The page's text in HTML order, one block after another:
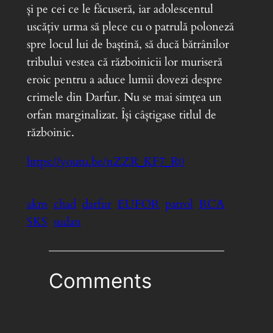
și pe cei ce le făcuseră, iar adolescentul
uscățiv urma să plece cu o patrulă poloneză
spre locul lui de baștină, să ducă bătrânilor
tribului vestea că războinicii lor muriseră
eroic pentru a aduce lumii dovezi despre
crimele din Darfur. Nu se mai simțea un
orfan marginalizat. Își câștigase titlul de
războinic.
https://youtu.be/nZZR_KF7_R0
akm chad darfur EUFOR patrol RCA
SKS sudan
Comments